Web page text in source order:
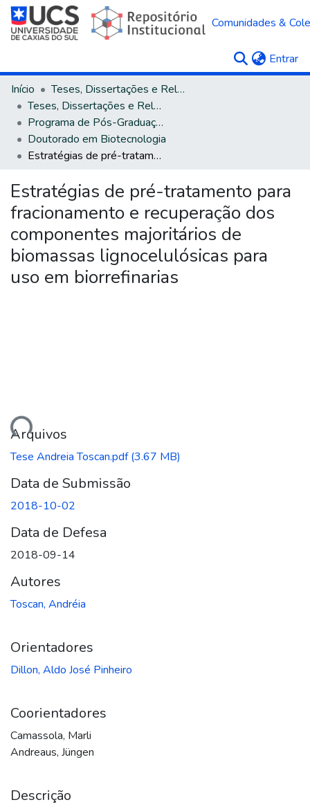
Comunidades &
Entrar
Início
Teses, Dissertações e Relatórios
Teses, Dissertações e Relatórios defendidos na UCS
Programa de Pós-Graduação em Biotecnologia
Doutorado em Biotecnologia
Estratégias de pré-tratamento para fracionamento e recuperação dos componentes majoritários de biomassas lignocelulósicas para uso em biorrefinarias
Estratégias de pré-tratamento para
fracionamento e recuperação dos
componentes majoritários de
biomassas lignocelulósicas para
uso em biorrefinarias
Arquivos
Tese Andreia Toscan.pdf(3.67 MB)
Data de Submissão
2018-10-02
Data de Defesa
2018-09-14
Autores
Toscan, Andréia
Orientadores
Dillon, Aldo José Pinheiro
Coorientadores
Camassola, Marli
Andreaus, Jüngen
Descrição